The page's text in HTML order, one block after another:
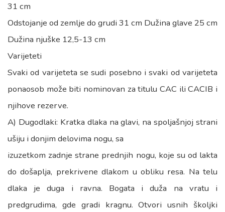
31 cm
Odstojanje od zemlje do grudi 31 cm Dužina glave 25 cm
Dužina njuške 12,5-13 cm
Varijeteti
Svaki od varijeteta se sudi posebno i svaki od varijeteta
ponaosob može biti nominovan za titulu CAC ili CACIB i
njihove rezerve.
A) Dugodlaki: Kratka dlaka na glavi, na spoljašnjoj strani
ušiju i donjim delovima nogu, sa
izuzetkom zadnje strane prednjih nogu, koje su od lakta
do došaplja, prekrivene dlakom u obliku resa. Na telu
dlaka je duga i ravna. Bogata i duža na vratu i
predgrudima, gde gradi kragnu. Otvori usnih školjki